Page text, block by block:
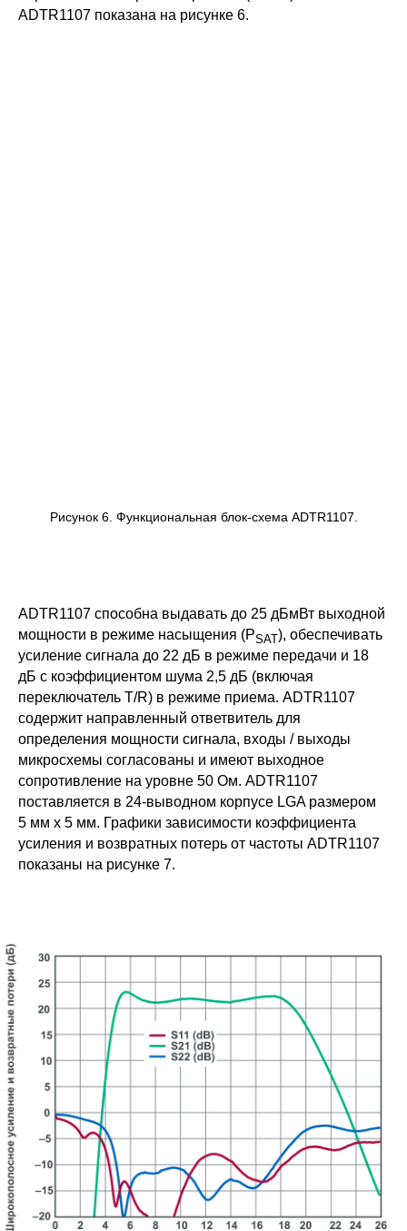
ADTR1107 показана на рисунке 6.
Рисунок 6. Функциональная блок-схема ADTR1107.
ADTR1107 способна выдавать до 25 дБмВт выходной
мощности в режиме насыщения (PSAT), обеспечивать
усиление сигнала до 22 дБ в режиме передачи и 18
дБ с коэффициентом шума 2,5 дБ (включая
переключатель T/R) в режиме приема. ADTR1107
содержит направленный ответвитель для
определения мощности сигнала, входы / выходы
микросхемы согласованы и имеют выходное
сопротивление на уровне 50 Ом. ADTR1107
поставляется в 24-выводном корпусе LGA размером
5 мм x 5 мм. Графики зависимости коэффициента
усиления и возвратных потерь от частоты ADTR1107
показаны на рисунке 7.